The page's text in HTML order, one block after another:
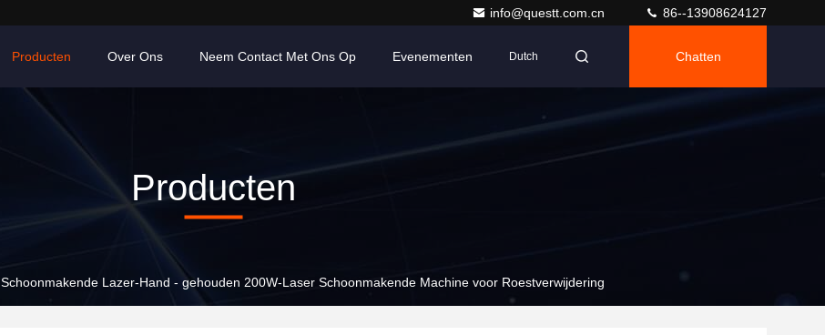
info@questt.com.cn 86--13908624127
Producten Over Ons Neem Contact Met Ons Op Evenementen Dutch Chatten
Producten
Schoonmakende Lazer-Hand - gehouden 200W-Laser Schoonmakende Machine voor Roestverwijdering